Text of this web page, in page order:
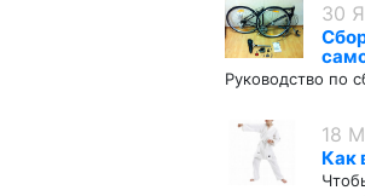
30
Руководство по
18
Как